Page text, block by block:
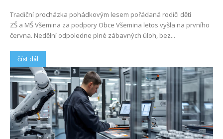
Tradiční procházka pohádkovým lesem pořádaná rodiči dětí
ZŠ a MŠ Všemina za podpory Obce Všemina letos vyšla na prvního
června. Nedělní odpoledne plné zábavných úloh, bez...
číst dál